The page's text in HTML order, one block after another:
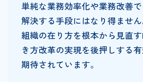
単純な業務効率化や業務改善
解決する手段にはなり得ませ
組織の在り方を根本から見直
き方改革の実現を後押しする
期待されています。